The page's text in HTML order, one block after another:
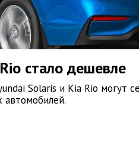
стало дешевле
Solaris и Kia Rio могут
автомобилей.